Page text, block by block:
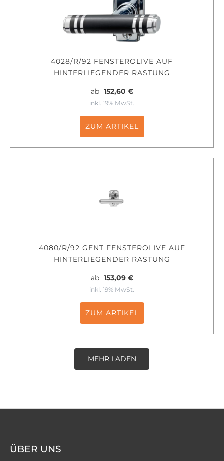
4028/R/92 FENSTEROLIVE AUF
HINTERLIEGENDER RASTUNG
ab 152,60 €
inkl. 19% MwSt.
ZUM ARTIKEL
4080/R/92 GENT FENSTEROLIVE AUF
HINTERLIEGENDER RASTUNG
ab 153,09 €
inkl. 19% MwSt.
ZUM ARTIKEL
MEHR LADEN
ÜBER UNS